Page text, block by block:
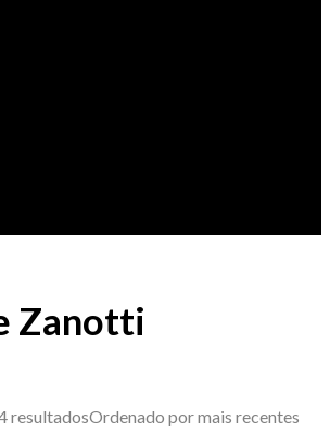
Zanotti
resultadosOrdenado por mais recentes